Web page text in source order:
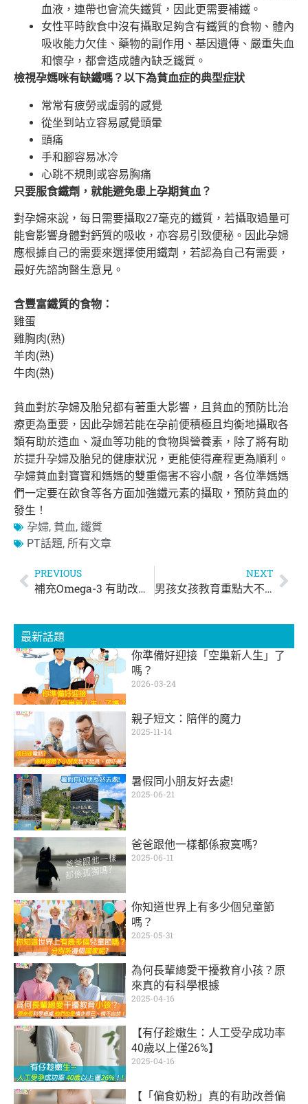
血液，連帶也會流失鐵質，因此更需要補鐵。
女性平時飲食中沒有攝取足夠含有鐵質的食物、體內
吸收能力欠佳、藥物的副作用、基因遺傳、嚴重失血
和懷孕，都會造成體內缺乏鐵質。
檢視孕媽咪有缺鐵嗎？以下為貧血症的典型症狀
常常有疲勞或虛弱的感覺
從坐到站立容易感覺頭暈
頭痛
手和腳容易冰冷
心跳不規則或容易胸痛
只要服食鐵劑，就能避免患上孕期貧血？
對孕婦來說，每日需要攝取27毫克的鐵質，若攝取過量可
能會影響身體對鈣質的吸收，亦容易引致便秘。因此孕婦
應根據自己的需要來選擇使用鐵劑，若認為自己有需要，
最好先諮詢醫生意見。
含豐富鐵質的食物：
雞蛋
雞胸肉(熟)
羊肉(熟)
牛肉(熟)
貧血對於孕婦及胎兒都有著重大影響，且貧血的預防比治
療更為重要，因此孕婦若能在孕前便積極且均衡地攝取各
類有助於造血、凝血等功能的食物與營養素，除了將有助
於提升孕婦及胎兒的健康狀況，更能使得產程更為順利。
孕婦貧血對寶寶和媽媽的雙重傷害不容小覷，各位準媽媽
們一定要在飲食等各方面加強鐵元素的攝取，預防貧血的
發生！
孕婦, 貧血, 鐵質
PT話題, 所有文章
PREVIOUS
補充Omega-3 有助改善氣喘症狀
NEXT
男孩女孩教育重點大不同
最新話題
你準備好迎接「空巢新人生」了
嗎？
2026-03-24
親子短文：陪伴的魔力
2025-11-14
暑假同小朋友好去處!
2025-06-21
爸爸跟他一樣都係寂寞嗎?
2025-06-11
你知道世界上有多少個兒童節
嗎？
2025-05-31
為何長輩總愛干擾教育小孩？原
來真的有科學根據
2025-04-16
【有仔趁嫩生：人工受孕成功率
40歲以上僅26%】
2025-04-16
【「偏食奶粉」真的有助改善偏